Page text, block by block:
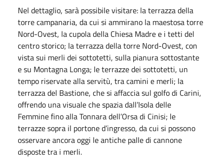
Nel dettaglio, sarà possibile visitare: la terrazza della
torre campanaria, da cui si ammirano la maestosa torre
Nord-Ovest, la cupola della Chiesa Madre e i tetti del
centro storico; la terrazza della torre Nord-Ovest, con
vista sui merli dei sottotetti, sulla pianura sottostante
e su Montagna Longa; le terrazze dei sottotetti, un
tempo riservate alla servitù, tra camini e merli; la
terrazza del Bastione, che si affaccia sul golfo di Carini,
offrendo una visuale che spazia dall’Isola delle
Femmine fino alla Tonnara dell’Orsa di Cinisi; le
terrazze sopra il portone d’ingresso, da cui si possono
osservare ancora oggi le antiche palle di cannone
disposte tra i merli.